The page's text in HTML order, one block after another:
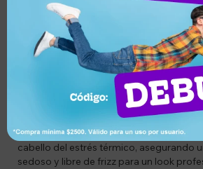
DESCRIPCIÓN
El Multistyler GA.MA Italy Uniq Vibrance
peinado definitiva que redefine la
capilar. Este avanzado sistema destaca
vibración sónica, la cual facilita el
capilares entre las placas, logrando un
más rápido, uniforme y con menos
adaptarse a cualquier estilo, permite
perfectos hasta ondas naturales con un
placas con recubrimiento de alta
cabello del estrés térmico, asegurando
sedoso y libre de frizz para un look